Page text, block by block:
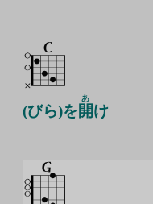
(びら)を開
あ
け